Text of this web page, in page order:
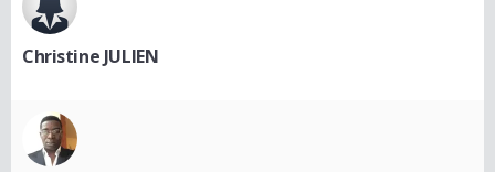
Christine JULIEN